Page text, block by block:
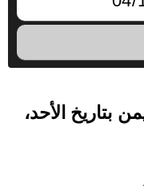
بتاريخ الأحد،